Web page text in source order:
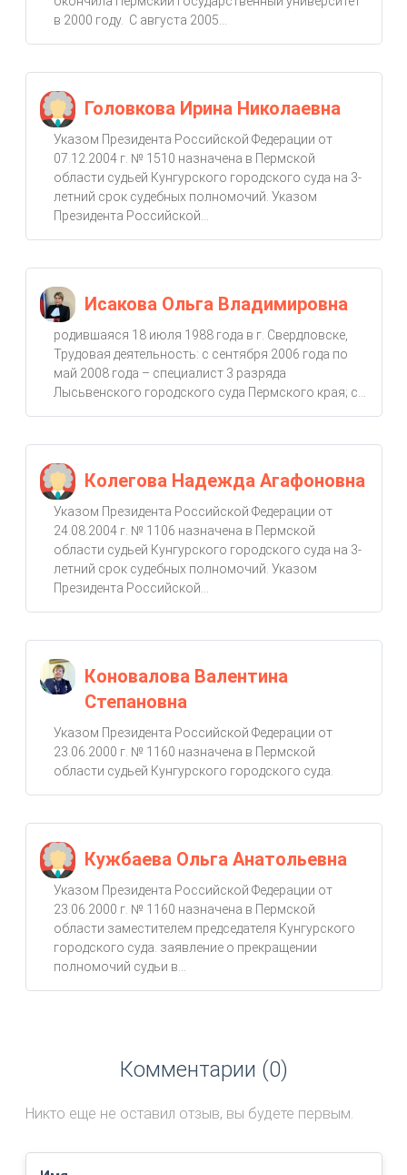
в 2000 году. С августа 2005...
Головкова Ирина Николаевна
Указом Президента Российской Федерации от
07.12.2004 г. № 1510 назначена в Пермской
области судьей Кунгурского городского суда на 3-
летний срок судебных полномочий. Указом
Президента Российской...
Исакова Ольга Владимировна
родившаяся 18 июля 1988 года в г. Свердловске,
Трудовая деятельность: с сентября 2006 года по
май 2008 года – специалист 3 разряда
Лысьвенского городского суда Пермского края; с...
Колегова Надежда Агафоновна
Указом Президента Российской Федерации от
24.08.2004 г. № 1106 назначена в Пермской
области судьей Кунгурского городского суда на 3-
летний срок судебных полномочий. Указом
Президента Российской...
Коновалова Валентина
Степановна
Указом Президента Российской Федерации от
23.06.2000 г. № 1160 назначена в Пермской
области судьей Кунгурского городского суда.
Кужбаева Ольга Анатольевна
Указом Президента Российской Федерации от
23.06.2000 г. № 1160 назначена в Пермской
области заместителем председателя Кунгурского
городского суда. заявление о прекращении
полномочий судьи в...
Комментарии (0)
Никто еще не оставил отзыв, вы будете первым.